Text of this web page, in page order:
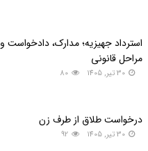
استرداد جهیزیه؛ مدارک، دادخواست و
مراحل قانونی
درخواست طلاق از طرف زن